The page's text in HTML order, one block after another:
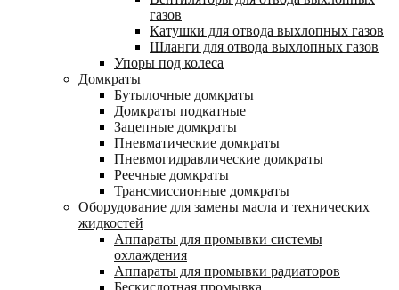
газов
Катушки для отвода выхлопных газов
Шланги для отвода выхлопных газов
Упоры под колеса
Домкраты
Бутылочные домкраты
Домкраты подкатные
Зацепные домкраты
Пневматические домкраты
Пневмогидравлические домкраты
Реечные домкраты
Трансмиссионные домкраты
Оборудование для замены масла и технических
жидкостей
Аппараты для промывки системы
охлаждения
Аппараты для промывки радиаторов
Бескислотная промывка